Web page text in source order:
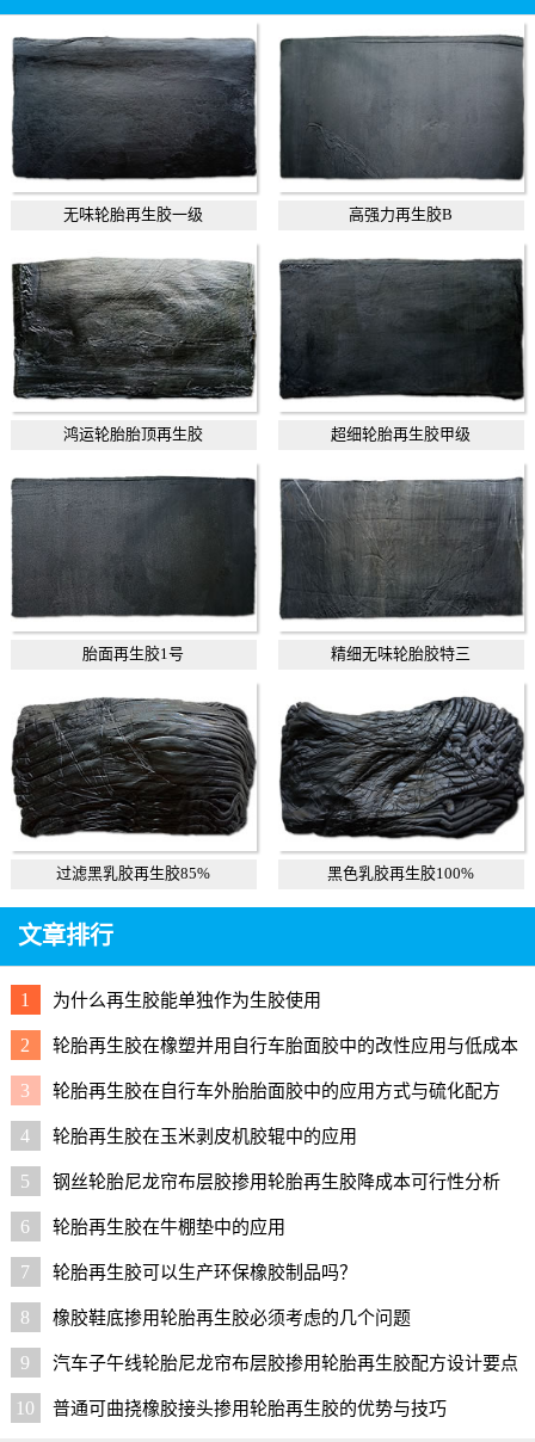
无味轮胎再生胶一级 高强力再生胶B
鸿运轮胎胎顶再生胶 超细轮胎再生胶甲级
胎面再生胶1号 精细无味轮胎胶特三
过滤黑乳胶再生胶85% 黑色乳胶再生胶100%
文章排行
1 为什么再生胶能单独作为生胶使用
2
轮胎再生胶在橡塑并用自行车胎面胶中的改性应用与低成本
配方
3 轮胎再生胶在自行车外胎胎面胶中的应用方式与硫化配方
4 轮胎再生胶在玉米剥皮机胶辊中的应用
5 钢丝轮胎尼龙帘布层胶掺用轮胎再生胶降成本可行性分析
6 轮胎再生胶在牛棚垫中的应用
7 轮胎再生胶可以生产环保橡胶制品吗？
8 橡胶鞋底掺用轮胎再生胶必须考虑的几个问题
9
汽车子午线轮胎尼龙帘布层胶掺用轮胎再生胶配方设计要点
与实用配方
10 普通可曲挠橡胶接头掺用轮胎再生胶的优势与技巧